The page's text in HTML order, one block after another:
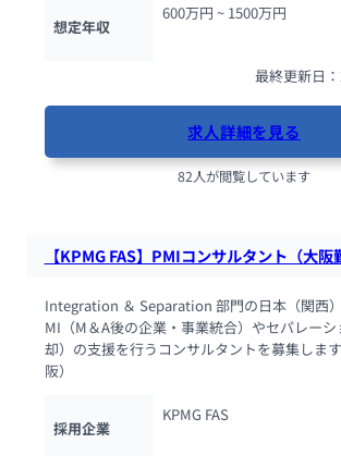
想定年収
600万円 ~ 1500万円
最終更新日
求人詳細を見る
82人が閲覧しています
【KPMG FAS】PMIコンサルタント（大阪
Integration ＆ Separation 部門の日本（関西
MI（M＆A後の企業・事業統合）やセパレー
却）の支援を行うコンサルタントを募集しま
阪）
採用企業
KPMG FAS